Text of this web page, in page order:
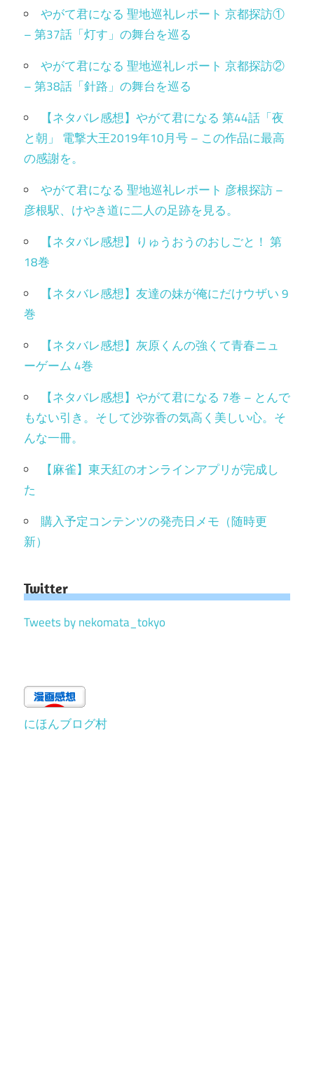
やがて君になる 聖地巡礼レポート 京都探訪①
– 第37話「灯す」の舞台を巡る
やがて君になる 聖地巡礼レポート 京都探訪②
– 第38話「針路」の舞台を巡る
【ネタバレ感想】やがて君になる 第44話「夜
と朝」 電撃大王2019年10月号 – この作品に最高
の感謝を。
やがて君になる 聖地巡礼レポート 彦根探訪 –
彦根駅、けやき道に二人の足跡を見る。
【ネタバレ感想】りゅうおうのおしごと！ 第
18巻
【ネタバレ感想】友達の妹が俺にだけウザい 9
巻
【ネタバレ感想】灰原くんの強くて青春ニュ
ーゲーム 4巻
【ネタバレ感想】やがて君になる 7巻 – とんで
もない引き。そして沙弥香の気高く美しい心。そ
んな一冊。
【麻雀】東天紅のオンラインアプリが完成し
た
購入予定コンテンツの発売日メモ（随時更
新）
Twitter
Tweets by nekomata_tokyo
にほんブログ村